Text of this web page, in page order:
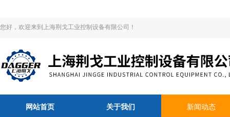
您好，欢迎来到上海荆戈工业控制设备有限公司！
网站首页 关于我们 新闻动态